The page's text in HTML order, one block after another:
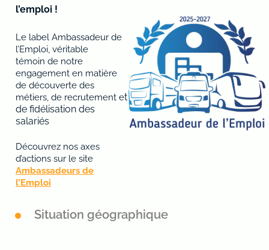
l’emploi !
Le label Ambassadeur de
l’Emploi, véritable
témoin de notre
engagement en matière
de découverte des
métiers, de recrutement et
de fidélisation des
salariés
Découvrez nos axes
d’actions sur le site
Ambassadeurs de
l’Emploi
Situation géographique